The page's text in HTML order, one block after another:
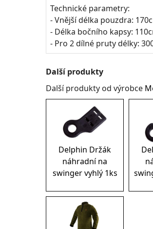
Technické parametry:
- Vnější délka pouzdra:
- Délka bočního kapsy:
- Pro 2 dílné pruty délky:
Další produkty
Další produkty od výrobce
Delphin Držák
náhradní na
swinger vyhlý 1ks